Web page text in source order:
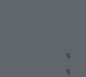
9
9